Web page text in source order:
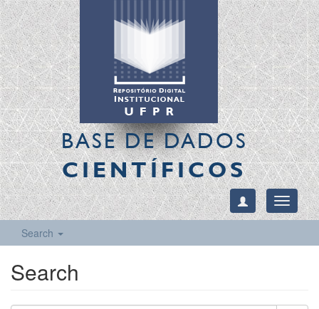
BASE DE DADOS
CIENTÍFICOS
Toggle
Search
Search